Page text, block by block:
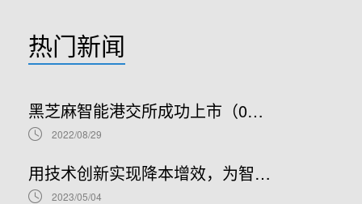
热门新闻
黑芝麻智能港交所成功上市（02533.HK）：车规级SoC领军者加速全球布局
2022/08/29
用技术创新实现降本增效，为智能汽车产业发展贡献“芯”力量
2023/05/04